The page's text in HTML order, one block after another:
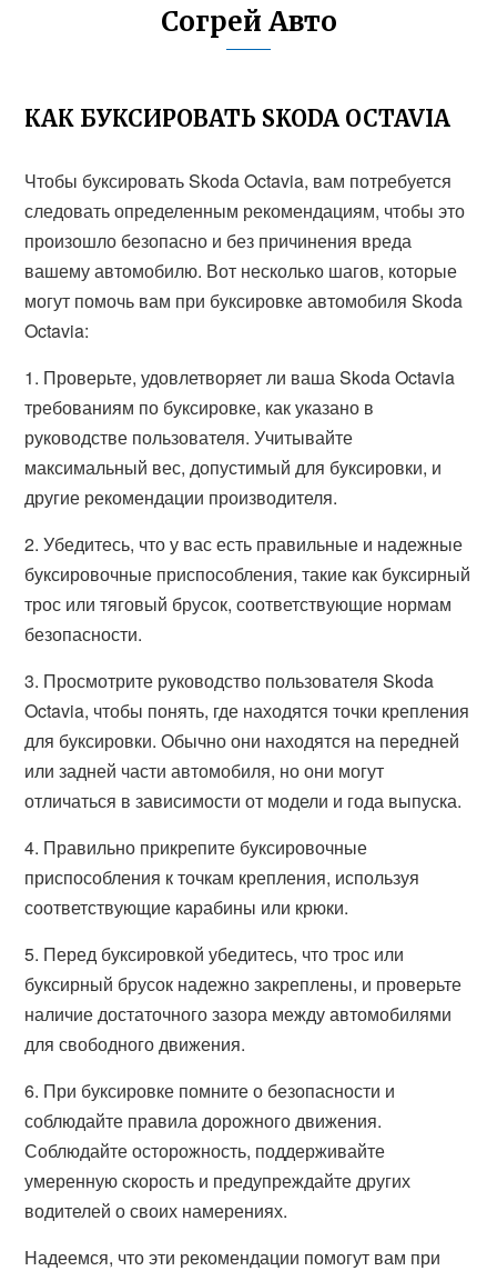
Согрей Авто
КАК БУКСИРОВАТЬ SKODA OCTAVIA
Чтобы буксировать Skoda Octavia, вам потребуется
следовать определенным рекомендациям, чтобы это
произошло безопасно и без причинения вреда
вашему автомобилю. Вот несколько шагов, которые
могут помочь вам при буксировке автомобиля Skoda
Octavia:
1. Проверьте, удовлетворяет ли ваша Skoda Octavia
требованиям по буксировке, как указано в
руководстве пользователя. Учитывайте
максимальный вес, допустимый для буксировки, и
другие рекомендации производителя.
2. Убедитесь, что у вас есть правильные и надежные
буксировочные приспособления, такие как буксирный
трос или тяговый брусок, соответствующие нормам
безопасности.
3. Просмотрите руководство пользователя Skoda
Octavia, чтобы понять, где находятся точки крепления
для буксировки. Обычно они находятся на передней
или задней части автомобиля, но они могут
отличаться в зависимости от модели и года выпуска.
4. Правильно прикрепите буксировочные
приспособления к точкам крепления, используя
соответствующие карабины или крюки.
5. Перед буксировкой убедитесь, что трос или
буксирный брусок надежно закреплены, и проверьте
наличие достаточного зазора между автомобилями
для свободного движения.
6. При буксировке помните о безопасности и
соблюдайте правила дорожного движения.
Соблюдайте осторожность, поддерживайте
умеренную скорость и предупреждайте других
водителей о своих намерениях.
Надеемся, что эти рекомендации помогут вам при